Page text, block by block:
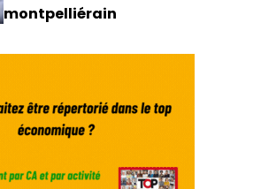
montpelliérain